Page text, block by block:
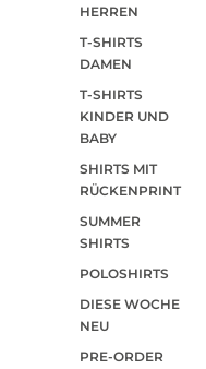
HERREN
T-SHIRTS
DAMEN
T-SHIRTS
KINDER UND
BABY
SHIRTS MIT
RÜCKENPRINT
SUMMER
SHIRTS
POLOSHIRTS
DIESE WOCHE
NEU
PRE-ORDER